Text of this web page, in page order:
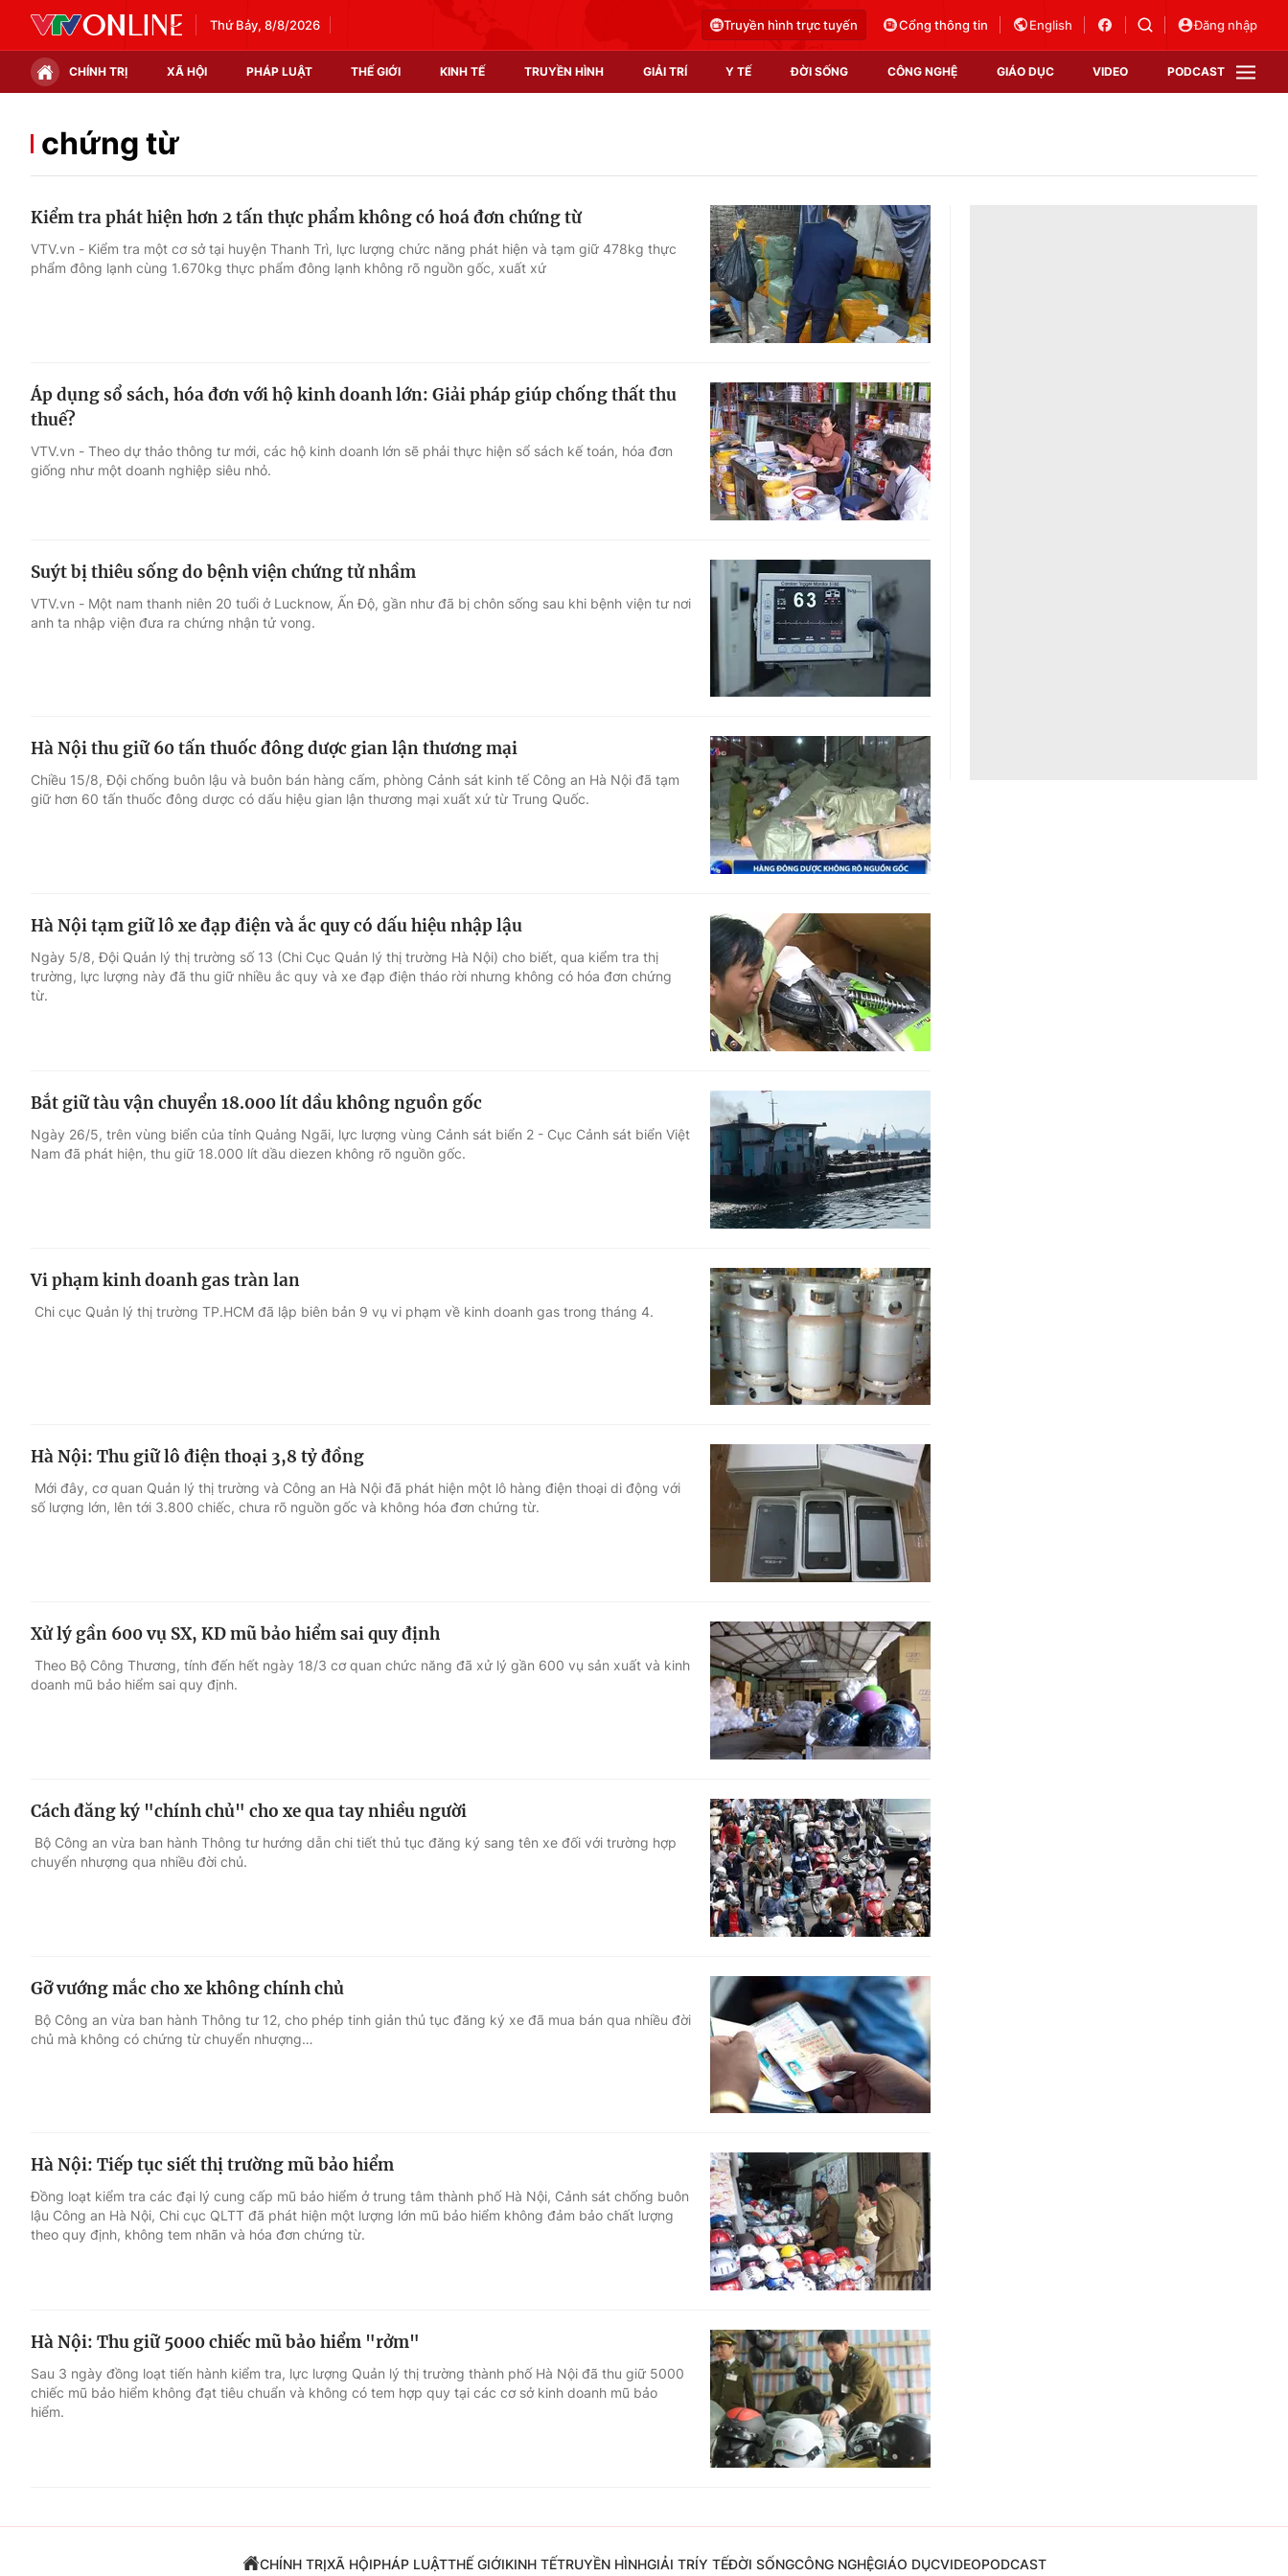
Thứ Bảy, 8/8/2026 Truyền hình trực tuyến Cổng thông tin English Đăng nhập
CHÍNH TRỊ XÃ HỘI PHÁP LUẬT THẾ GIỚI KINH TẾ TRUYỀN HÌNH GIẢI TRÍ Y TẾ ĐỜI SỐNG CÔNG NGHỆ GIÁO DỤC VIDEO PODCAST
Chính trị
Thế giới đó đây
Thị trường
Hậu trường
Giải sao mai
Video
Shorts video
Podcast
EMagazine
Photo
Infographic
Góc ảnh
Điện ảnh
Âm nhạc
Sao
Du lịch
Làm đẹp
Chất lượng cuộc sống
Học trực tuyến
Công nghệ
Hitech Công nghệ tương lai
Sản phẩm
Thị trường
Tư vấn
VTV Sức khoẻ
chứng từ
Kiểm tra phát hiện hơn 2 tấn thực phẩm không có hoá đơn chứng từ
VTV.vn - Kiểm tra một cơ sở tại huyện Thanh Trì, lực lượng chức năng phát hiện và tạm giữ 478kg thực
phẩm đông lạnh cùng 1.670kg thực phẩm đông lạnh không rõ nguồn gốc, xuất xứ
Áp dụng sổ sách, hóa đơn với hộ kinh doanh lớn: Giải pháp giúp chống thất thu
thuế?
VTV.vn - Theo dự thảo thông tư mới, các hộ kinh doanh lớn sẽ phải thực hiện sổ sách kế toán, hóa đơn
giống như một doanh nghiệp siêu nhỏ.
Suýt bị thiêu sống do bệnh viện chứng tử nhầm
VTV.vn - Một nam thanh niên 20 tuổi ở Lucknow, Ấn Độ, gần như đã bị chôn sống sau khi bệnh viện tư nơi
anh ta nhập viện đưa ra chứng nhận tử vong.
Hà Nội thu giữ 60 tấn thuốc đông dược gian lận thương mại
Chiều 15/8, Đội chống buôn lậu và buôn bán hàng cấm, phòng Cảnh sát kinh tế Công an Hà Nội đã tạm
giữ hơn 60 tấn thuốc đông dược có dấu hiệu gian lận thương mại xuất xứ từ Trung Quốc.
Hà Nội tạm giữ lô xe đạp điện và ắc quy có dấu hiệu nhập lậu
Ngày 5/8, Đội Quản lý thị trường số 13 (Chi Cục Quản lý thị trường Hà Nội) cho biết, qua kiểm tra thị
trường, lực lượng này đã thu giữ nhiều ắc quy và xe đạp điện tháo rời nhưng không có hóa đơn chứng
từ.
Bắt giữ tàu vận chuyển 18.000 lít dầu không nguồn gốc
Ngày 26/5, trên vùng biển của tỉnh Quảng Ngãi, lực lượng vùng Cảnh sát biển 2 - Cục Cảnh sát biển Việt
Nam đã phát hiện, thu giữ 18.000 lít dầu diezen không rõ nguồn gốc.
Vi phạm kinh doanh gas tràn lan
Chi cục Quản lý thị trường TP.HCM đã lập biên bản 9 vụ vi phạm về kinh doanh gas trong tháng 4.
Hà Nội: Thu giữ lô điện thoại 3,8 tỷ đồng
Mới đây, cơ quan Quản lý thị trường và Công an Hà Nội đã phát hiện một lô hàng điện thoại di động với
số lượng lớn, lên tới 3.800 chiếc, chưa rõ nguồn gốc và không hóa đơn chứng từ.
Xử lý gần 600 vụ SX, KD mũ bảo hiểm sai quy định
Theo Bộ Công Thương, tính đến hết ngày 18/3 cơ quan chức năng đã xử lý gần 600 vụ sản xuất và kinh
doanh mũ bảo hiểm sai quy định.
Cách đăng ký "chính chủ" cho xe qua tay nhiều người
Bộ Công an vừa ban hành Thông tư hướng dẫn chi tiết thủ tục đăng ký sang tên xe đối với trường hợp
chuyển nhượng qua nhiều đời chủ.
Gỡ vướng mắc cho xe không chính chủ
Bộ Công an vừa ban hành Thông tư 12, cho phép tinh giản thủ tục đăng ký xe đã mua bán qua nhiều đời
chủ mà không có chứng từ chuyển nhượng…
Hà Nội: Tiếp tục siết thị trường mũ bảo hiểm
Đồng loạt kiểm tra các đại lý cung cấp mũ bảo hiểm ở trung tâm thành phố Hà Nội, Cảnh sát chống buôn
lậu Công an Hà Nội, Chi cục QLTT đã phát hiện một lượng lớn mũ bảo hiểm không đảm bảo chất lượng
theo quy định, không tem nhãn và hóa đơn chứng từ.
Hà Nội: Thu giữ 5000 chiếc mũ bảo hiểm "rởm"
Sau 3 ngày đồng loạt tiến hành kiểm tra, lực lượng Quản lý thị trường thành phố Hà Nội đã thu giữ 5000
chiếc mũ bảo hiểm không đạt tiêu chuẩn và không có tem hợp quy tại các cơ sở kinh doanh mũ bảo
hiểm.
CHÍNH TRỊXÃ HỘIPHÁP LUẬTTHẾ GIỚIKINH TẾTRUYỀN HÌNHGIẢI TRÍY TẾĐỜI SỐNGCÔNG NGHỆGIÁO DỤCVIDEOPODCAST